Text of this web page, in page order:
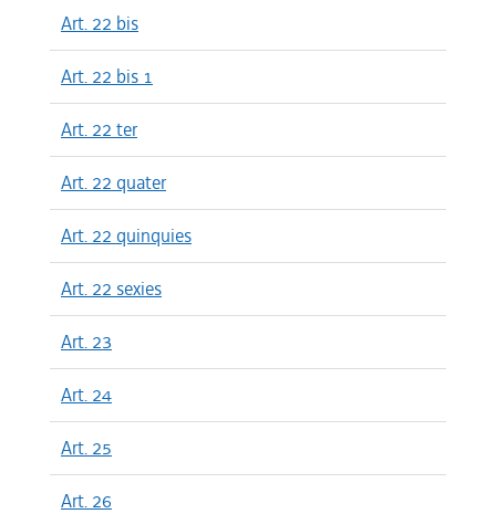
Art. 22 bis
Art. 22 bis 1
Art. 22 ter
Art. 22 quater
Art. 22 quinquies
Art. 22 sexies
Art. 23
Art. 24
Art. 25
Art. 26